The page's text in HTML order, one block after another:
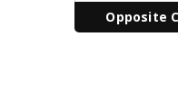
Opposite